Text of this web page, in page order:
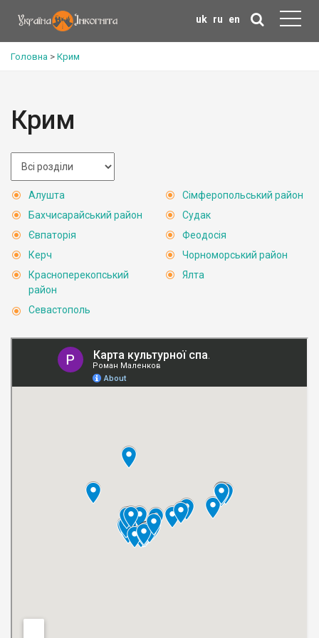
uk ru en
Головна > Крим
Крим
Алушта
Бахчисарайський район
Євпаторія
Керч
Красноперекопський
район
Севастополь
Сімферопольський район
Судак
Феодосія
Чорноморський район
Ялта